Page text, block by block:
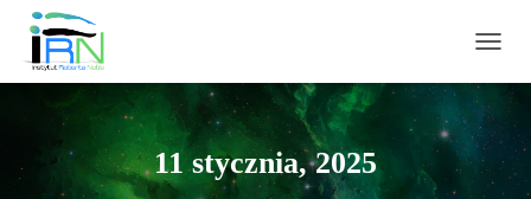
11 stycznia, 2025